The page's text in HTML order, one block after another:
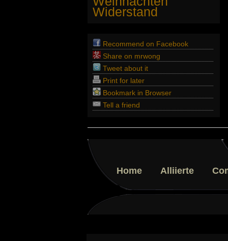
Widerstand
Recommend on Facebook
Share on mrwong
Tweet about it
Print for later
Bookmark in Browser
Tell a friend
Home Alliierte